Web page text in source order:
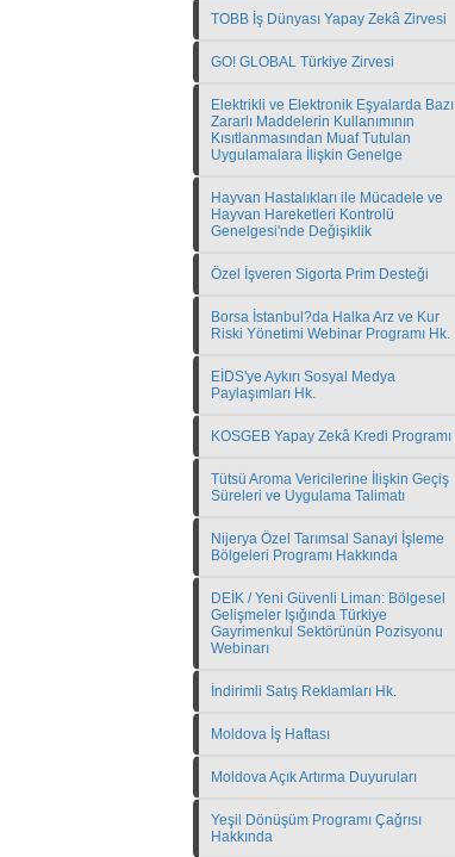
TOBB İş Dünyası Yapay Zekâ Zirvesi
GO! GLOBAL Türkiye Zirvesi
Elektrikli ve Elektronik Eşyalarda Bazı
Zararlı Maddelerin Kullanımının
Kısıtlanmasından Muaf Tutulan
Uygulamalara İlişkin Genelge
Hayvan Hastalıkları ile Mücadele ve
Hayvan Hareketleri Kontrolü
Genelgesi'nde Değişiklik
Özel İşveren Sigorta Prim Desteği
Borsa İstanbul?da Halka Arz ve Kur
Riski Yönetimi Webinar Programı Hk.
EİDS'ye Aykırı Sosyal Medya
Paylaşımları Hk.
KOSGEB Yapay Zekâ Kredi Programı
Tütsü Aroma Vericilerine İlişkin Geçiş
Süreleri ve Uygulama Talimatı
Nijerya Özel Tarımsal Sanayi İşleme
Bölgeleri Programı Hakkında
DEİK / Yeni Güvenli Liman: Bölgesel
Gelişmeler Işığında Türkiye
Gayrimenkul Sektörünün Pozisyonu
Webinarı
İndirimli Satış Reklamları Hk.
Moldova İş Haftası
Moldova Açık Artırma Duyuruları
Yeşil Dönüşüm Programı Çağrısı
Hakkında